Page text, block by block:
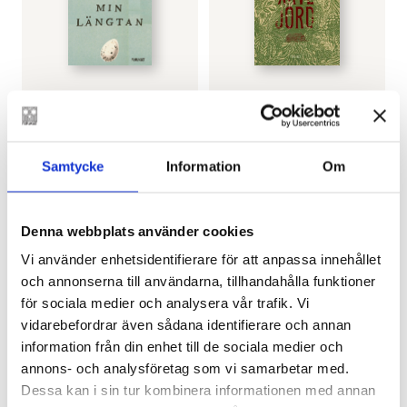
Samtycke Information Om
Denna webbplats använder cookies
Vi använder enhetsidentifierare för att anpassa innehållet
och annonserna till användarna, tillhandahålla funktioner
för sociala medier och analysera vår trafik. Vi
vidarebefordrar även sådana identifierare och annan
information från din enhet till de sociala medier och
annons- och analysföretag som vi samarbetar med.
Dessa kan i sin tur kombinera informationen med annan
ANN-LUISE BERTELL
Vänd om min längtan
13.90
MARIA TURTSCHANINOFF
Arvejord (pocket)